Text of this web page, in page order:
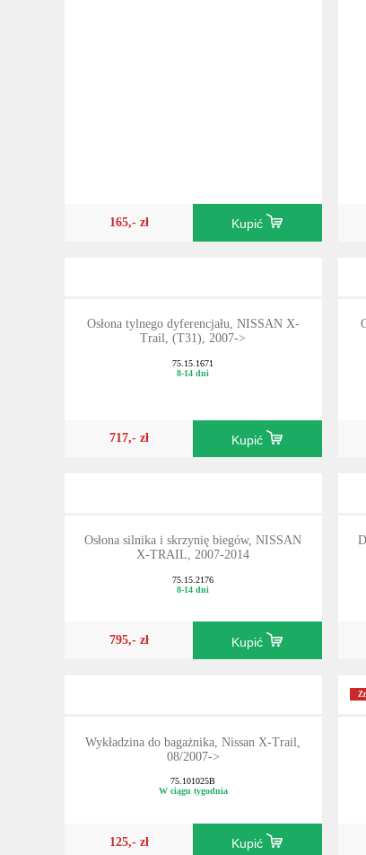
165,- zł Kupić
Osłona tylnego dyferencjału, NISSAN X-
Trail, (T31), 2007->
75.15.1671
8-14 dni
717,- zł Kupić
Osłona silnika i skrzynię biegów, NISSAN
X-TRAIL, 2007-2014
75.15.2176
8-14 dni
795,- zł Kupić
Wykładzina do bagażnika, Nissan X-Trail,
08/2007->
75.101025B
W ciągu tygodnia
125,- zł Kupić